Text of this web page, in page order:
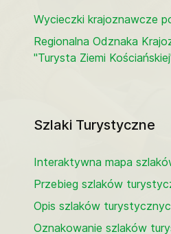
Wycieczki krajoznawcze
Regionalna Odznaka
"Turysta Ziemi
Szlaki Turystyczne
Interaktywna mapa
Przebieg szlaków
Opis szlaków
Oznakowanie szlaków